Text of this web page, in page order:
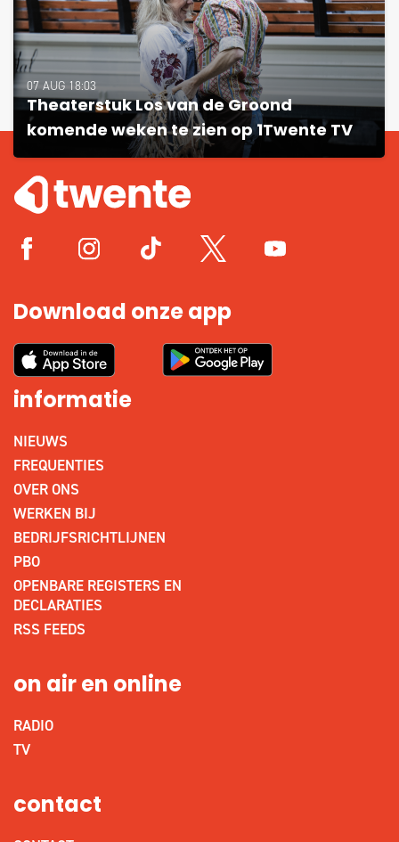
07 AUG 18:03
Theaterstuk Los van de Groond
komende weken te zien op 1Twente TV
Download onze app
informatie
NIEUWS
FREQUENTIES
OVER ONS
WERKEN BIJ
BEDRIJFSRICHTLIJNEN
PBO
OPENBARE REGISTERS EN
DECLARATIES
RSS FEEDS
on air en online
RADIO
TV
contact